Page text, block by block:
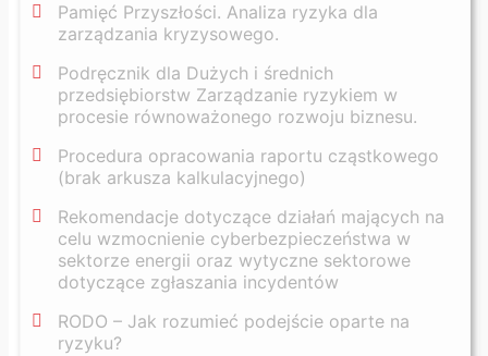
Pamięć Przyszłości. Analiza ryzyka dla
zarządzania kryzysowego.
Podręcznik dla Dużych i średnich
przedsiębiorstw Zarządzanie ryzykiem w
procesie równoważonego rozwoju biznesu.
Procedura opracowania raportu cząstkowego
(brak arkusza kalkulacyjnego)
Rekomendacje dotyczące działań mających na
celu wzmocnienie cyberbezpieczeństwa w
sektorze energii oraz wytyczne sektorowe
dotyczące zgłaszania incydentów
RODO – Jak rozumieć podejście oparte na
ryzyku?